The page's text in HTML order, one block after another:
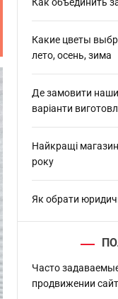
Какие цветы
лето, осень, зима
Де замовити
варіанти
Найкращі
року
Як обрати
Часто
продвижении